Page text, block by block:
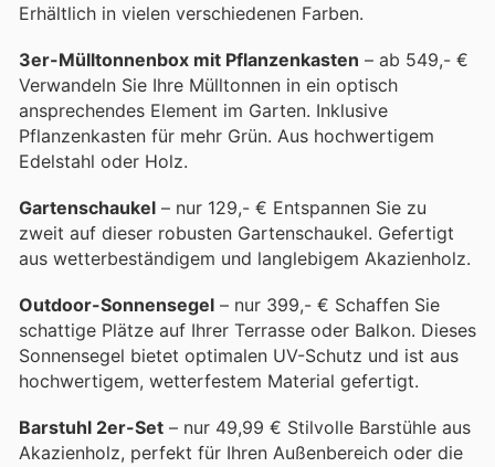
Erhältlich in vielen verschiedenen Farben.
3er-Mülltonnenbox mit Pflanzenkasten – ab 549,- €
Verwandeln Sie Ihre Mülltonnen in ein optisch
ansprechendes Element im Garten. Inklusive
Pflanzenkasten für mehr Grün. Aus hochwertigem
Edelstahl oder Holz.
Gartenschaukel – nur 129,- € Entspannen Sie zu
zweit auf dieser robusten Gartenschaukel. Gefertigt
aus wetterbeständigem und langlebigem Akazienholz.
Outdoor-Sonnensegel – nur 399,- € Schaffen Sie
schattige Plätze auf Ihrer Terrasse oder Balkon. Dieses
Sonnensegel bietet optimalen UV-Schutz und ist aus
hochwertigem, wetterfestem Material gefertigt.
Barstuhl 2er-Set – nur 49,99 € Stilvolle Barstühle aus
Akazienholz, perfekt für Ihren Außenbereich oder die